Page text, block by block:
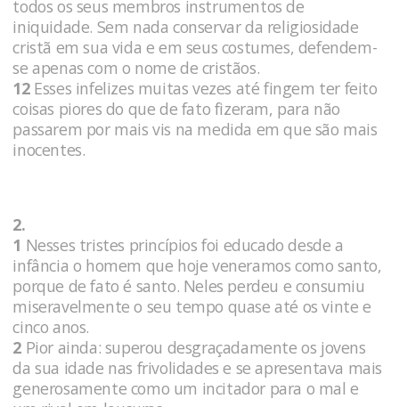
todos os seus membros instrumentos de
iniquidade. Sem nada conservar da religiosidade
cristã em sua vida e em seus costumes, defendem-
se apenas com o nome de cristãos.
12Esses infelizes muitas vezes até fingem ter feito
coisas piores do que de fato fizeram, para não
passarem por mais vis na medida em que são mais
inocentes.
2.
1 Nesses tristes princípios foi educado desde a
infância o homem que hoje veneramos como santo,
porque de fato é santo. Neles perdeu e consumiu
miseravelmente o seu tempo quase até os vinte e
cinco anos.
2 Pior ainda: superou desgraçadamente os jovens
da sua idade nas frivolidades e se apresentava mais
generosamente como um incitador para o mal e